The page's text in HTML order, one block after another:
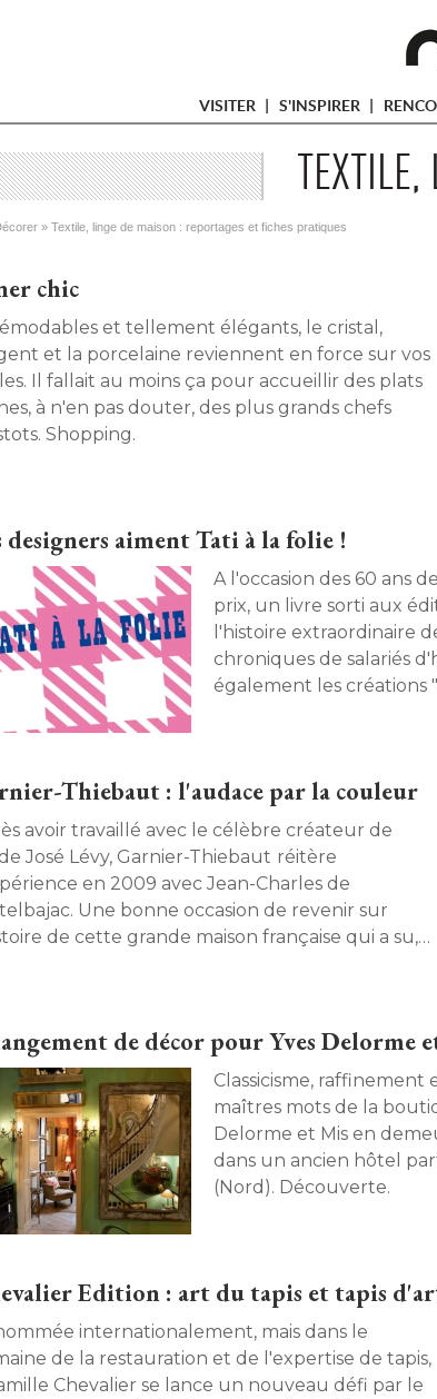
VISITER S'INSPIRER
» Textile, linge de maison : reportages et fiches pratiques
chic
et tellement élégants, le cristal,
et la porcelaine reviennent en force sur vos
Il fallait au moins ça pour accueillir des plats
à n'en pas douter, des plus grands chefs
Shopping.
designers aiment Tati à la folie !
A l'occasion des 60 ans
prix, un livre sorti aux
l'histoire extraordinaire
chroniques de salariés
également les créations
Thiebaut : l'audace par la couleur
avoir travaillé avec le célèbre créateur de
José Lévy, Garnier-Thiebaut réitère
en 2009 avec Jean-Charles de
Une bonne occasion de revenir sur
de cette grande maison française qui a su,
de décor pour Yves Delorme
Classicisme, raffinement
maîtres mots de la
Delorme et Mis en
dans un ancien hôtel
(Nord). Découverte.
Edition : art du tapis et tapis
internationalement, mais dans le
de la restauration et de l'expertise de tapis,
Chevalier se lance un nouveau défi par le